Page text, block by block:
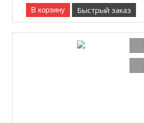
В корзину Быстрый заказ